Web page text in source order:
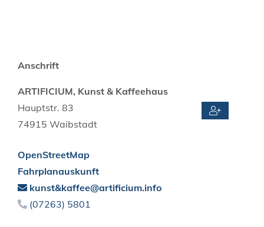
Anschrift
ARTIFICIUM, Kunst & Kaffeehaus
Hauptstr. 83
74915 Waibstadt
OpenStreetMap
Fahrplanauskunft
kunst&kaffee@artificium.info
(07263) 5801